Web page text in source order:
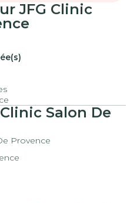
JFG Clinic
Salon De
Provence